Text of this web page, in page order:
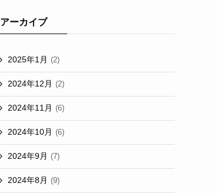
アーカイブ
2025年1月 (2)
2024年12月 (2)
2024年11月 (6)
2024年10月 (6)
2024年9月 (7)
2024年8月 (9)